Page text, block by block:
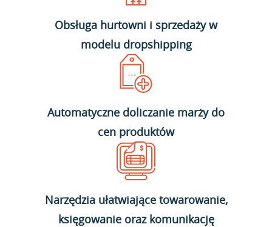
Obsługa hurtowni i sprzedaży w
modelu dropshipping
Automatyczne doliczanie marży do
cen produktów
Narzędzia ułatwiające towarowanie,
księgowanie oraz komunikację